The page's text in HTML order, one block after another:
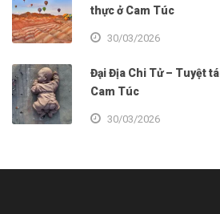
thực ở Cam Túc
30/03/2026
Đại Địa Chi Tử – Tuyệt
Cam Túc
30/03/2026